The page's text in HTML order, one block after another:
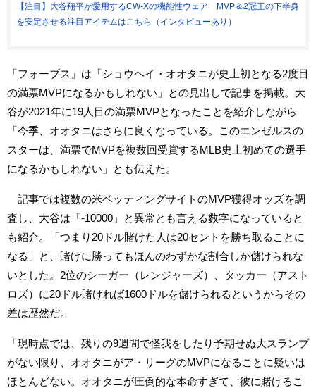
【注目】大谷翔平が愛用するCW-Xの機能性ウェア MVP＆2冠王の下半身
を安定させる注目アイテムはこちら（インタビューあり）
「フォーブス」は「ショウヘイ・オオタニが史上初となる2度目
の満票MVPになるかもしれない」との見出しで記事を掲載。大
谷が2021年に19人目の満票MVPとなったことを紹介しながら
「今季、オオタニはさらに良くなっている。このエンゼルスの
スターは、満票でMVPを複数回受賞するMLB史上初めての選手
になるかもしれない」とも伝えた。
記事では複数の米ベッティングサイトのMVP獲得オッズを調
査し、大谷は「-10000」と異常とも言える数字になっていると
も紹介。「つまり20ドル賭けた人は20セントを勝ち取ることに
なる」と、賭けに勝ってもほんのわずかな割合しか儲けられな
いとした。2位のシーガー（レンジャーズ）、タッカー（アスト
ロズ）に20ドル賭ければ1600ドルを儲けられるというからその
差は歴然だ。
「現時点では、残りの9週間で怪我をしたり予期せぬ大スランプ
がない限り、オオタニがア・リーグのMVPになることに疑いは
ほとんどない。オオタニが圧倒的な本命すぎて、彼に賭けるこ